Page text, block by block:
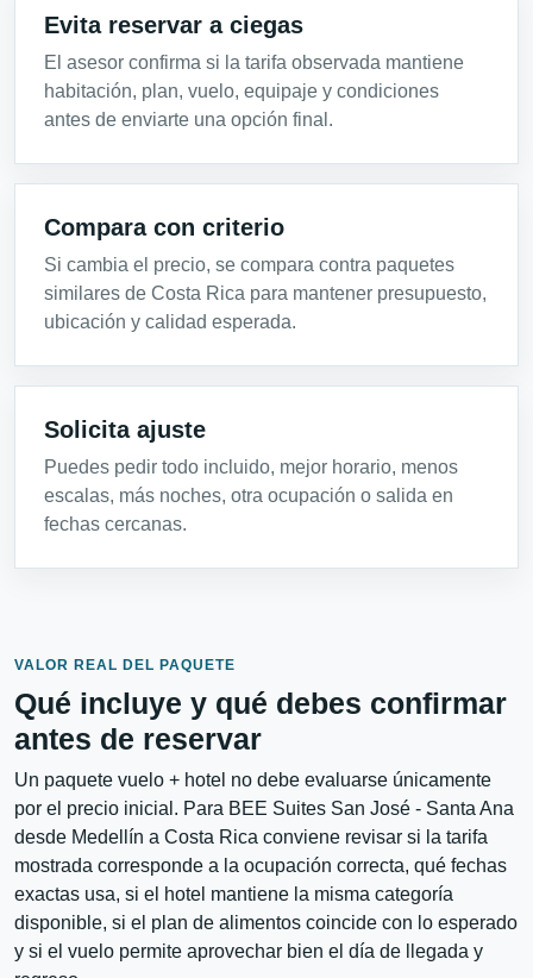
Evita reservar a ciegas
El asesor confirma si la tarifa observada mantiene
habitación, plan, vuelo, equipaje y condiciones
antes de enviarte una opción final.
Compara con criterio
Si cambia el precio, se compara contra paquetes
similares de Costa Rica para mantener presupuesto,
ubicación y calidad esperada.
Solicita ajuste
Puedes pedir todo incluido, mejor horario, menos
escalas, más noches, otra ocupación o salida en
fechas cercanas.
VALOR REAL DEL PAQUETE
Qué incluye y qué debes confirmar
antes de reservar
Un paquete vuelo + hotel no debe evaluarse únicamente
por el precio inicial. Para BEE Suites San José - Santa Ana
desde Medellín a Costa Rica conviene revisar si la tarifa
mostrada corresponde a la ocupación correcta, qué fechas
exactas usa, si el hotel mantiene la misma categoría
disponible, si el plan de alimentos coincide con lo esperado
y si el vuelo permite aprovechar bien el día de llegada y